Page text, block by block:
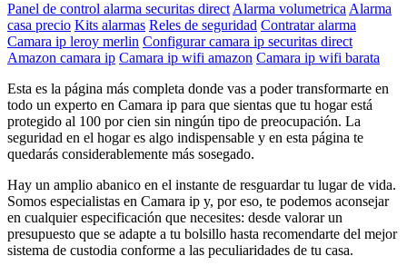
Panel de control alarma securitas direct Alarma volumetrica Alarma
casa precio Kits alarmas Reles de seguridad Contratar alarma
Camara ip leroy merlin Configurar camara ip securitas direct
Amazon camara ip Camara ip wifi amazon Camara ip wifi barata
Esta es la página más completa donde vas a poder transformarte en
todo un experto en Camara ip para que sientas que tu hogar está
protegido al 100 por cien sin ningún tipo de preocupación. La
seguridad en el hogar es algo indispensable y en esta página te
quedarás considerablemente más sosegado.
Hay un amplio abanico en el instante de resguardar tu lugar de vida.
Somos especialistas en Camara ip y, por eso, te podemos aconsejar
en cualquier especificación que necesites: desde valorar un
presupuesto que se adapte a tu bolsillo hasta recomendarte del mejor
sistema de custodia conforme a las peculiaridades de tu casa.